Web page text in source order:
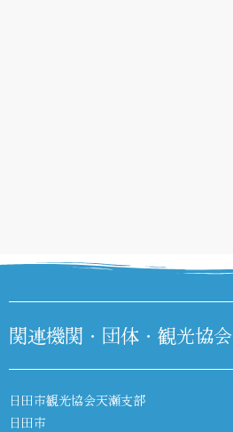
関連機関・団体・観光協会
日田市観光協会天瀬支部
日田市